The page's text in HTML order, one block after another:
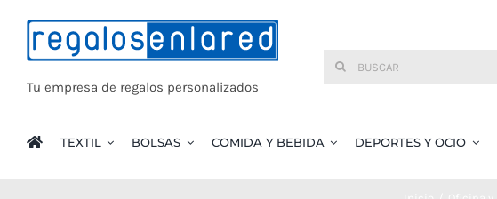
contenido
Tu empresa de regalos personalizados
Buscar:
TEXTIL BOLSAS COMIDA Y BEBIDA DEPORTES Y OCIO